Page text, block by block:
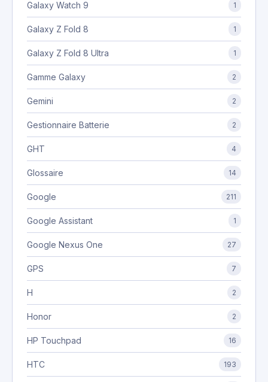
Galaxy Watch 9 1
Galaxy Z Fold 8 1
Galaxy Z Fold 8 Ultra 1
Gamme Galaxy 2
Gemini 2
Gestionnaire Batterie 2
GHT 4
Glossaire 14
Google 211
Google Assistant 1
Google Nexus One 27
GPS 7
H 2
Honor 2
HP Touchpad 16
HTC 193